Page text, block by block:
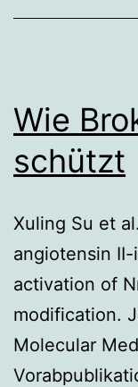
Wie
schützt
Xuling Su et
angiotensin
activation of
modification.
Molecular